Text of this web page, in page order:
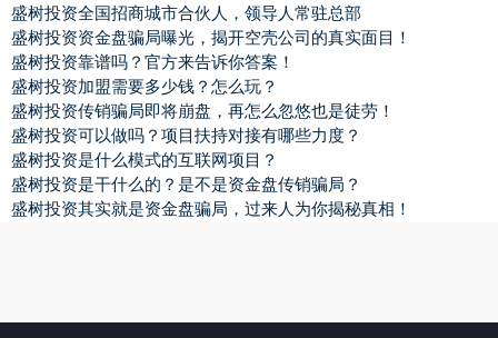
盛树投资全国招商城市合伙人，领导人常驻总部
盛树投资资金盘骗局曝光，揭开空壳公司的真实面目！
盛树投资靠谱吗？官方来告诉你答案！
盛树投资加盟需要多少钱？怎么玩？
盛树投资传销骗局即将崩盘，再怎么忽悠也是徒劳！
盛树投资可以做吗？项目扶持对接有哪些力度？
盛树投资是什么模式的互联网项目？
盛树投资是干什么的？是不是资金盘传销骗局？
盛树投资其实就是资金盘骗局，过来人为你揭秘真相！